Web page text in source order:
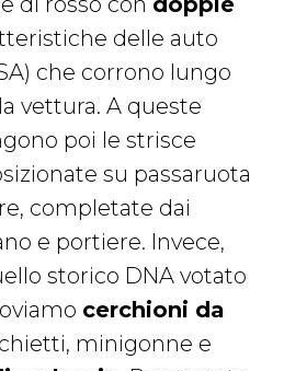
delle auto
che corrono lungo
vettura. A queste
poi le strisce
su passaruota
completate dai
e portiere. Invece,
storico DNA votato
cerchioni da
minigonne e